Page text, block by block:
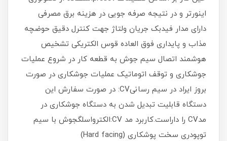
اینورتر و در نتیجه صرفه جویی در هزینه برق مصرفی
دارای مدار فیدبک جریان ولتاژ جهت کنترل دقیق حوضچه
مذاب و پایداری فوق العاده قوس الکتریکی تشخیص
هوشمند اتصال سیم جوش به قطعه کار در شروع عملیات
جوشکاری و توقف اتوماتیک عملیات جوشکاری در صورت
بروز ایراد در سیم رسانیCV: در صورت سفارش این
دستگاه قابلیت تبدیل شدن به دستگاه جوشکاری در
مدCV را داراست.کاربرد مد CV:الکترواسلگجوش با سیم
توپودری سخت پوشکاری (Hard facing)